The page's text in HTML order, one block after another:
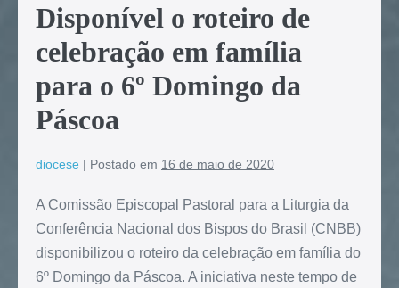
Disponível o roteiro de
celebração em família
para o 6º Domingo da
Páscoa
diocese | Postado em 16 de maio de 2020
A Comissão Episcopal Pastoral para a Liturgia da
Conferência Nacional dos Bispos do Brasil (CNBB)
disponibilizou o roteiro da celebração em família do
6º Domingo da Páscoa. A iniciativa neste tempo de